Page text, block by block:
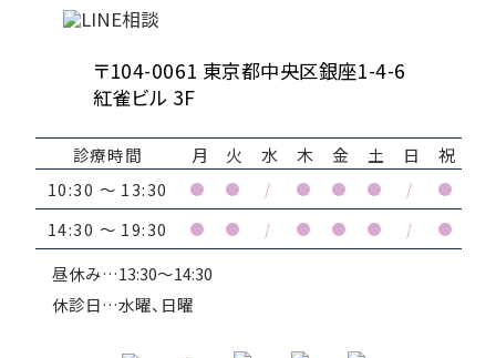
〒104-0061 東京都中央区銀座1-4-6
紅雀ビル 3F
診療時間 月 火 水 木 金 土 日
祝
10:30 ～ 13:30
● ● / ● ● ● / ●
14:30 ～ 19:30 ● ● / ● ● ● / ●
昼休み…13:30～14:30
休診日…水曜、日曜